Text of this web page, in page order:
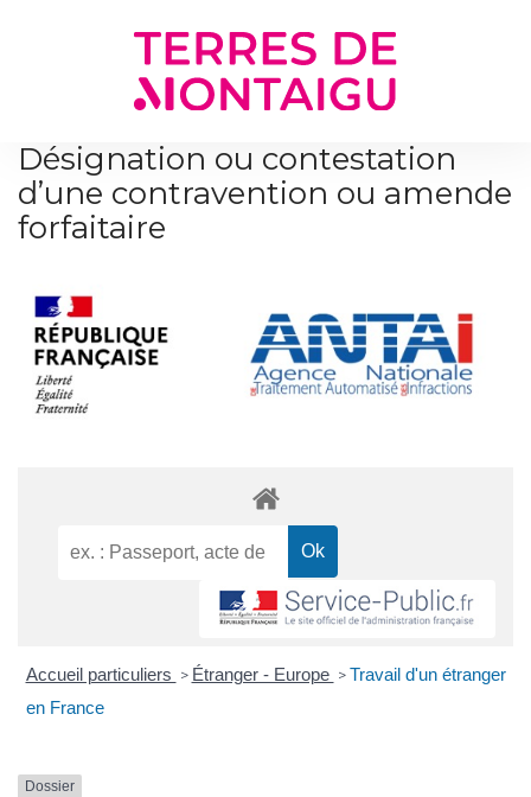
Désignation ou contestation
d’une contravention ou amende
forfaitaire
Accueil particuliers > Étranger - Europe > Travail d'un étranger
en France
Dossier